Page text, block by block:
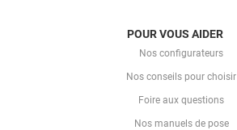
POUR VOUS AIDER
Nos configurateurs
Nos conseils pour choisir
Foire aux questions
Nos manuels de pose